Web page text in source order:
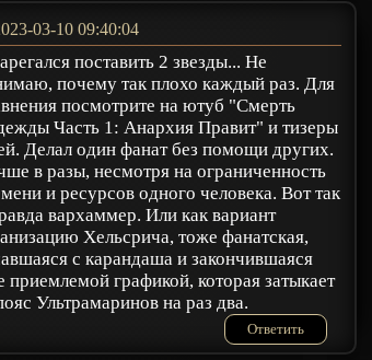
03-10 09:40:04
поставить 2 звезды... Не
почему так плохо каждый раз. Для
посмотрите на ютуб "Смерть
Часть 1: Анархия Правит" и тизеры
Делал один фанат без помощи других.
в разы, несмотря на ограниченность
и ресурсов одного человека. Вот так
вархаммер. Или как вариант
Хельсрича, тоже фанатская,
с карандаша и закончившаяся
приемлемой графикой, которая затыкает
Ультрамаринов на раз два.
Ответить